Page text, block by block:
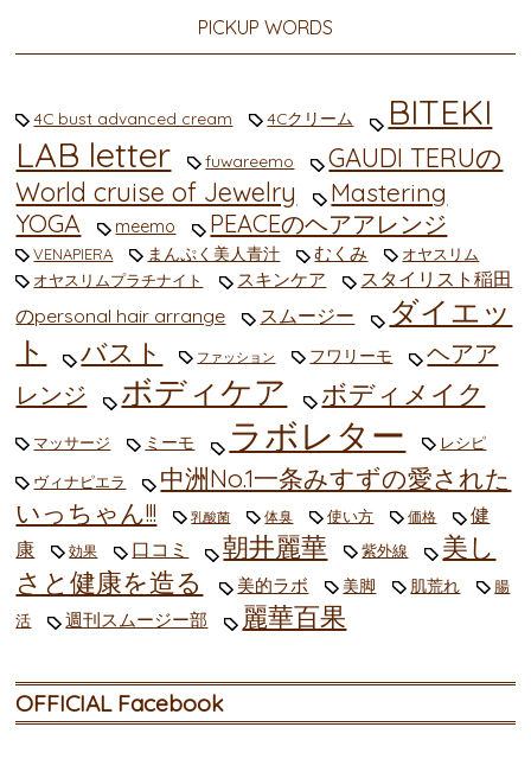
PICKUP WORDS
4C bust advanced cream 4Cクリーム
BITEKI
LAB letter
fuwareemo
GAUDI TERUの
World cruise of Jewelry
Mastering
YOGA
meemo PEACEのヘアアレンジ
VENAPIERA まんぷく美人青汁 むくみ
オヤスリム
オヤスリムプラチナイト
スキンケア
スタイリスト稲田
のpersonal hair arrange
スムージー
ダイエッ
ト
バスト ファッション フワリーモ
ヘアア
レンジ
ボディケア ボディメイク
マッサージ ミーモ ラボレター レシピ
ヴィナピエラ
中洲No.1一条みすずの愛された
いっちゃん!!!
乳酸菌 体臭 使い方 価格
健
康
効果 口コミ 朝井麗華 紫外線
美し
さと健康を造る
美的ラボ 美脚 肌荒れ
腸
活
週刊スムージー部 麗華百果
OFFICIAL Facebook